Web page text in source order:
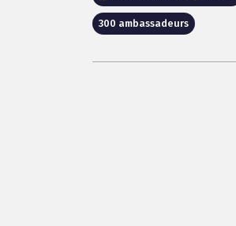
300 ambassadeurs